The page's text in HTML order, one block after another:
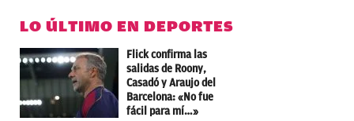
LO ÚLTIMO EN DEPORTES
Flick confirma las
salidas de Roony,
Casadó y Araujo del
Barcelona: «No fue
fácil para mí…»